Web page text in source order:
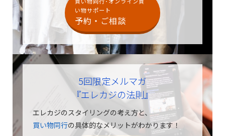
い物サポート
予約・ご相談
5回限定メルマガ
『エレカジの法則』
エレカジのスタイリングの考え方と、
買い物同行の具体的なメリットがわかります！